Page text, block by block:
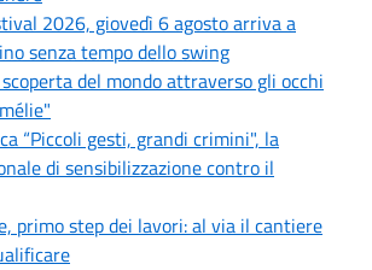
2026, giovedì 6 agosto arriva a
senza tempo dello swing
del mondo attraverso gli occhi
“Piccoli gesti, grandi crimini", la
di sensibilizzazione contro il
primo step dei lavori: al via il cantiere